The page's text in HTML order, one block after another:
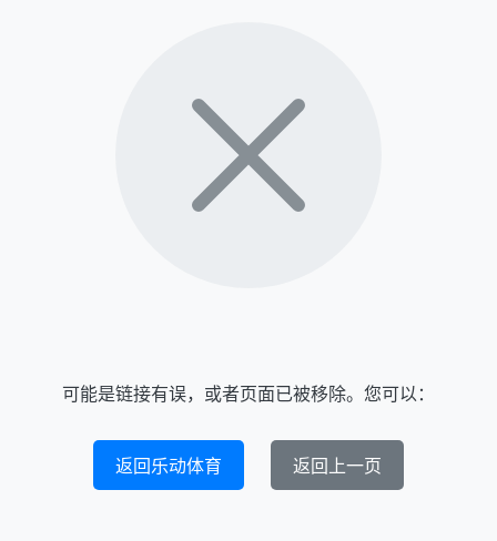
可能是链接有误，或者页面已被移除。您可以：
返回乐动体育 返回上一页